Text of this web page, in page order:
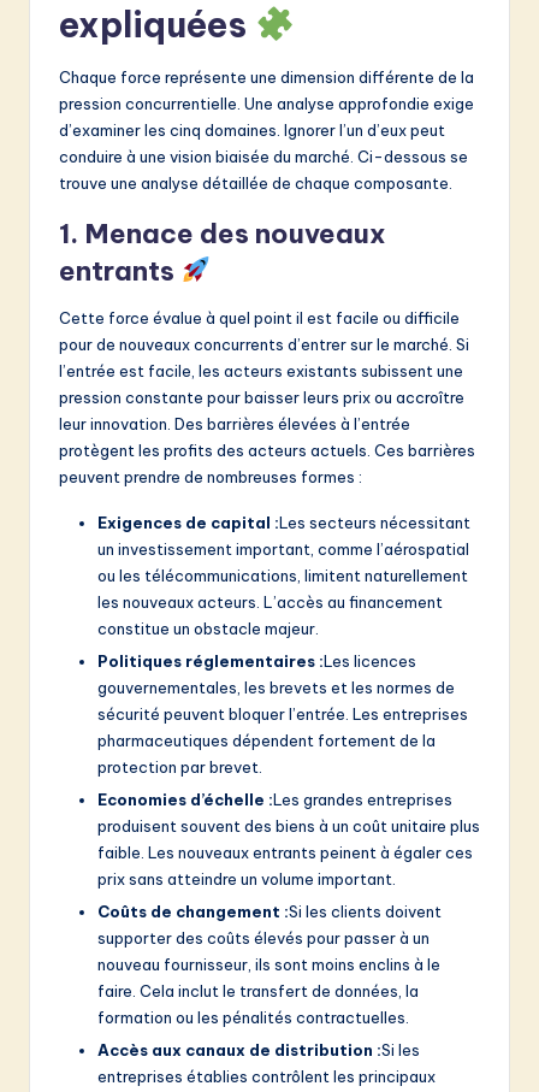
expliquées
Chaque force représente une dimension différente de la
pression concurrentielle. Une analyse approfondie exige
d’examiner les cinq domaines. Ignorer l’un d’eux peut
conduire à une vision biaisée du marché. Ci-dessous se
trouve une analyse détaillée de chaque composante.
1. Menace des nouveaux
entrants
Cette force évalue à quel point il est facile ou difficile
pour de nouveaux concurrents d’entrer sur le marché. Si
l’entrée est facile, les acteurs existants subissent une
pression constante pour baisser leurs prix ou accroître
leur innovation. Des barrières élevées à l’entrée
protègent les profits des acteurs actuels. Ces barrières
peuvent prendre de nombreuses formes :
Exigences de capital :Les secteurs nécessitant
un investissement important, comme l’aérospatial
ou les télécommunications, limitent naturellement
les nouveaux acteurs. L’accès au financement
constitue un obstacle majeur.
Politiques réglementaires :Les licences
gouvernementales, les brevets et les normes de
sécurité peuvent bloquer l’entrée. Les entreprises
pharmaceutiques dépendent fortement de la
protection par brevet.
Economies d’échelle :Les grandes entreprises
produisent souvent des biens à un coût unitaire plus
faible. Les nouveaux entrants peinent à égaler ces
prix sans atteindre un volume important.
Coûts de changement :Si les clients doivent
supporter des coûts élevés pour passer à un
nouveau fournisseur, ils sont moins enclins à le
faire. Cela inclut le transfert de données, la
formation ou les pénalités contractuelles.
Accès aux canaux de distribution :Si les
entreprises établies contrôlent les principaux